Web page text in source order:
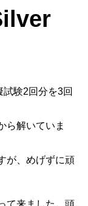
験2回分を3回
ら解いていま
が、めげずに頑